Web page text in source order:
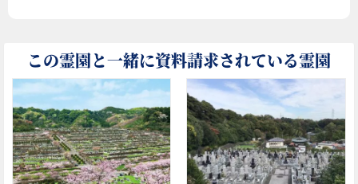
この霊園と一緒に資料請求されている霊園